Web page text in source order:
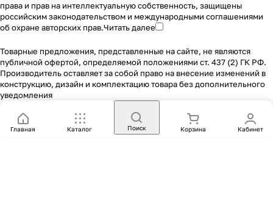
права и прав на интеллектуальную собственность, защищены
российским законодательством и международными соглашениями
об охране авторских прав.Читать далее
Товарные предложения, представленные на сайте, не являются
публичной офертой, определяемой положениями ст. 437 (2) ГК РФ.
Производитель оставляет за собой право на внесение изменений в
конструкцию, дизайн и комплектацию товара без дополнительного
уведомления
Главная Каталог Поиск Корзина Кабинет